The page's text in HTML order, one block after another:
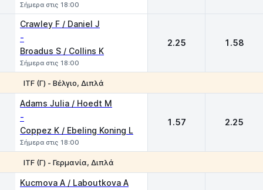
Σήμερα στις 18:00
Crawley F / Daniel J
-
Broadus S / Collins K
Σήμερα στις 18:00
2.25 1.58
ITF (Γ) - Βέλγιο, Διπλά
Adams Julia / Hoedt M
-
Coppez K / Ebeling Koning L
Σήμερα στις 18:00
1.57 2.25
ITF (Γ) - Γερμανία, Διπλά
Kucmova A / Laboutkova A